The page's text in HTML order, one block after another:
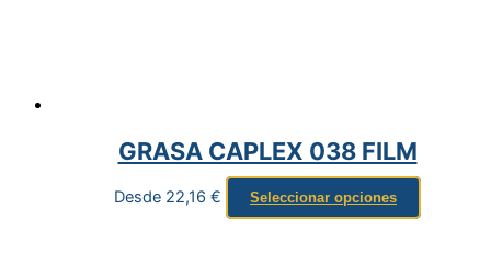
GRASA CAPLEX 038 FILM
Desde 22,16 € Seleccionar opciones